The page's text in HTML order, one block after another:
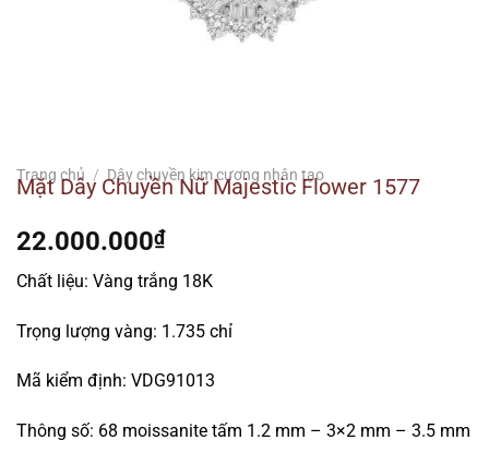
Trang chủ / Dây chuyền kim cương nhân tạo
Mặt Dây Chuyền Nữ Majestic Flower 1577
22.000.000₫
Chất liệu: Vàng trắng 18K
Trọng lượng vàng: 1.735 chỉ
Mã kiểm định: VDG91013
Thông số: 68 moissanite tấm 1.2 mm – 3×2 mm – 3.5 mm